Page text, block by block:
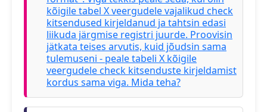
kõigile tabel X veergudele vajalikud check
kitsendused kirjeldanud ja tahtsin edasi
liikuda järgmise registri juurde. Proovisin
jätkata teises arvutis, kuid jõudsin sama
tulemuseni - peale tabeli X kõigile
veergudele check kitsenduste kirjeldamist
kordus sama viga. Mida teha?